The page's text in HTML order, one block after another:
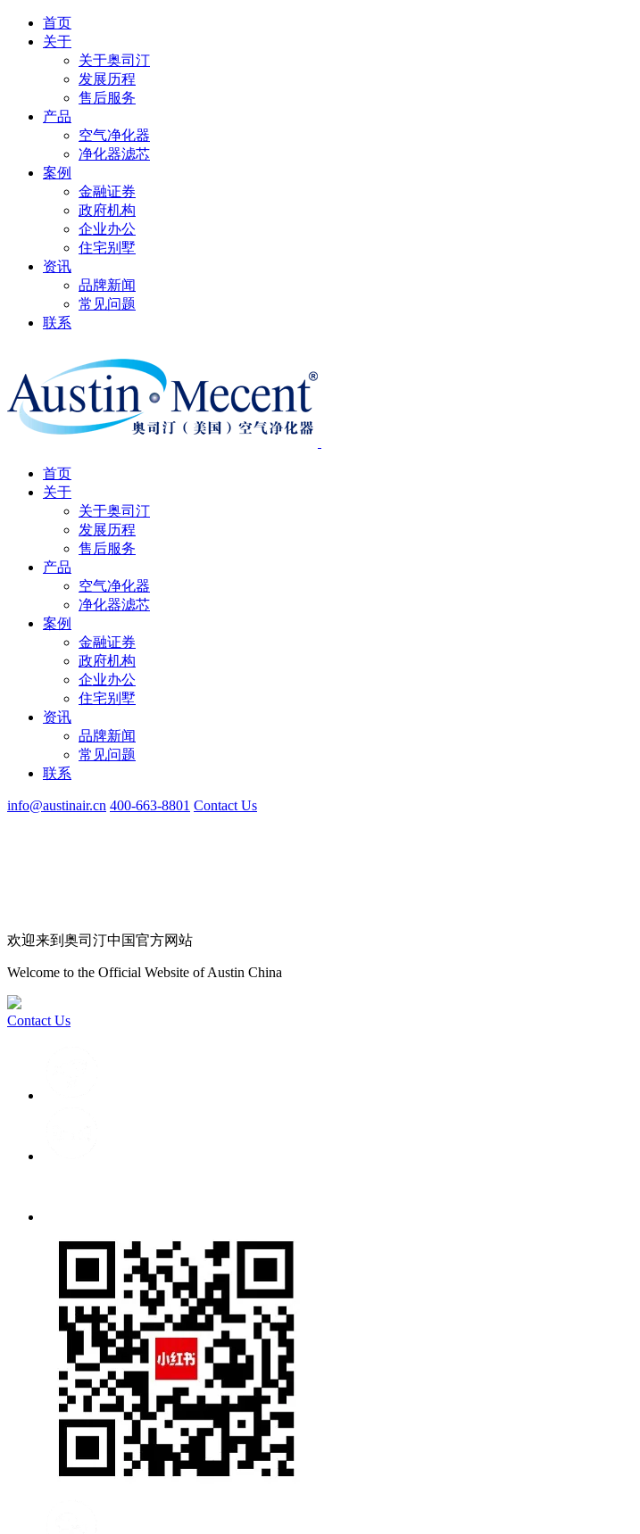
首页
关于
关于奥司汀
发展历程
售后服务
产品
空气净化器
净化器滤芯
案例
金融证券
政府机构
企业办公
住宅别墅
资讯
品牌新闻
常见问题
联系
首页
关于
关于奥司汀
发展历程
售后服务
产品
空气净化器
净化器滤芯
案例
金融证券
政府机构
企业办公
住宅别墅
资讯
品牌新闻
常见问题
联系
info@austinair.cn 400-663-8801 Contact Us
欢迎来到奥司汀中国官方网站
Welcome to the Official Website of Austin China
Contact Us